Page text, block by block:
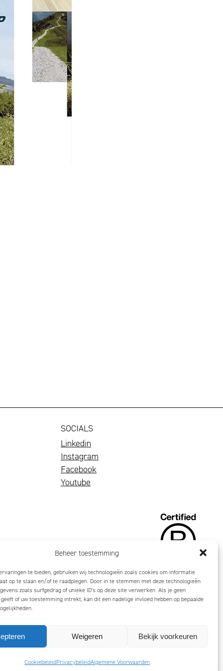
Beheer toestemming
te bieden, gebruiken wij technologieën zoals cookies om informatie
op te slaan en/of te raadplegen. Door in te stemmen met deze technologieën
zoals surfgedrag of unieke ID's op deze site verwerken. Als je geen
of uw toestemming intrekt, kan dit een nadelige invloed hebben op bepaalde
Weigeren Bekijk voorkeuren
CookiebeleidPrivacybeleidAlgemene Voorwaarden
SOCIALS
Linkedin
Instagram
Facebook
Youtube